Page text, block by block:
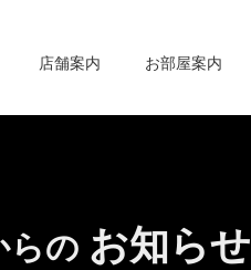
店舗案内 お部屋案内
らの お知らせ